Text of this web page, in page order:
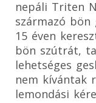
nepáli Triten
származó bön
15 éven
bön szútrát,
lehetséges
nem kívántak
lemondási